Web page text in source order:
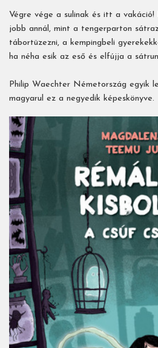
Végre vége a sulinak és itt a
jobb annál, mint a tengerparton
tábortüzezni, a kempingbeli
ha néha esik az eső és elfújja a
Philip Waechter Németország egyik
magyarul ez a negyedik képeskönyve.